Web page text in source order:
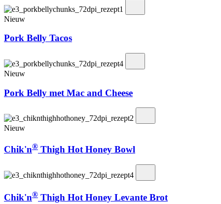
Nieuw
Pork Belly Tacos
Nieuw
Pork Belly met Mac and Cheese
Nieuw
Chik'n® Thigh Hot Honey Bowl
Chik'n® Thigh Hot Honey Levante Brot